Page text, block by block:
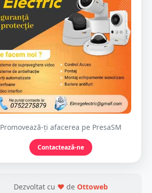
Promovează-ți afacerea pe PresaSM
Contactează-ne
Dezvoltat cu ❤ de Ottoweb